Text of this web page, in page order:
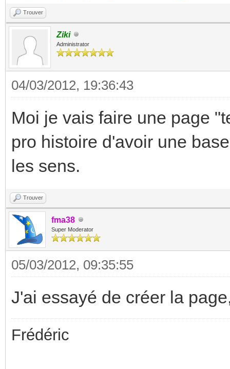
Trouver
Ziki
Administrator
04/03/2012, 19:36:43
Moi je vais faire une page
pro histoire d'avoir une
les sens.
Trouver
fma38
Super Moderator
05/03/2012, 09:35:55
J'ai essayé de créer la
Frédéric